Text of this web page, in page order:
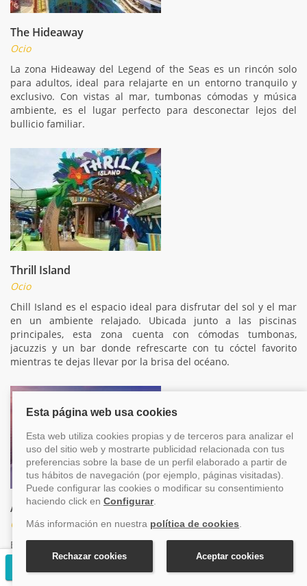
The Hideaway
Ocio
La zona Hideaway del Legend of the Seas es un rincón solo
para adultos, ideal para relajarte en un entorno tranquilo y
exclusivo. Con vistas al mar, tumbonas cómodas y música
ambiente, es el lugar perfecto para desconectar lejos del
bullicio familiar.
Thrill Island
Ocio
Chill Island es el espacio ideal para disfrutar del sol y el mar
en un ambiente relajado. Ubicada junto a las piscinas
principales, esta zona cuenta con cómodas tumbonas,
jacuzzis y un bar donde refrescarte con tu cóctel favorito
mientras te dejas llevar por la brisa del océano.
Aquadome
Ocio
El AquaDome es uno de los espacios más impresionantes a
bordo, una cúpula de cristal con vistas panorámicas al mar
que se transforma según la hora del día. Durante el día es un